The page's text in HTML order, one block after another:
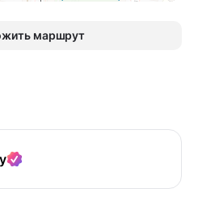
маршрут